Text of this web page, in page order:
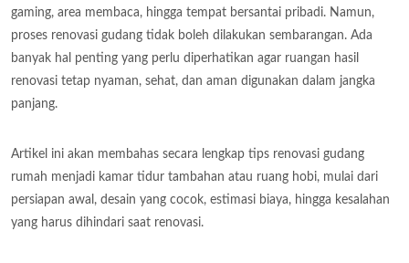
gaming, area membaca, hingga tempat bersantai pribadi. Namun,
proses renovasi gudang tidak boleh dilakukan sembarangan. Ada
banyak hal penting yang perlu diperhatikan agar ruangan hasil
renovasi tetap nyaman, sehat, dan aman digunakan dalam jangka
panjang.
Artikel ini akan membahas secara lengkap tips renovasi gudang
rumah menjadi kamar tidur tambahan atau ruang hobi, mulai dari
persiapan awal, desain yang cocok, estimasi biaya, hingga kesalahan
yang harus dihindari saat renovasi.